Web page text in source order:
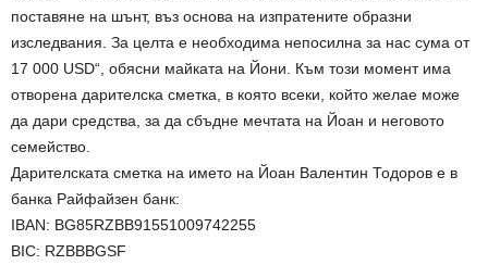
поставяне на шънт, въз основа на изпратените образни
изследвания. За целта е необходима непосилна за нас сума от
17 000 USD“, обясни майката на Йони. Към този момент има
отворена дарителска сметка, в която всеки, който желае може
да дари средства, за да сбъдне мечтата на Йоан и неговото
семейство.
Дарителската сметка на името на Йоан Валентин Тодоров е в
банка Райфайзен банк:
IBAN: BG85RZBB91551009742255
BIC: RZBBBGSF